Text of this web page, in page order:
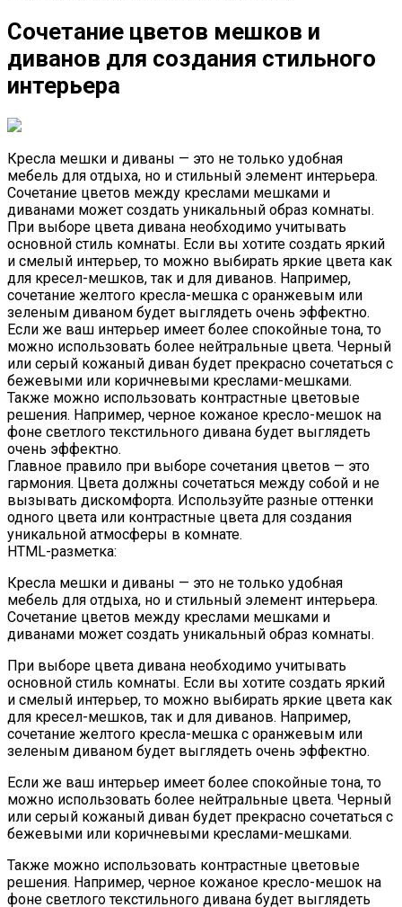
Сочетание цветов мешков и
диванов для создания стильного
интерьера
Кресла мешки и диваны — это не только удобная
мебель для отдыха, но и стильный элемент интерьера.
Сочетание цветов между креслами мешками и
диванами может создать уникальный образ комнаты.
При выборе цвета дивана необходимо учитывать
основной стиль комнаты. Если вы хотите создать яркий
и смелый интерьер, то можно выбирать яркие цвета как
для кресел-мешков, так и для диванов. Например,
сочетание желтого кресла-мешка с оранжевым или
зеленым диваном будет выглядеть очень эффектно.
Если же ваш интерьер имеет более спокойные тона, то
можно использовать более нейтральные цвета. Черный
или серый кожаный диван будет прекрасно сочетаться с
бежевыми или коричневыми креслами-мешками.
Также можно использовать контрастные цветовые
решения. Например, черное кожаное кресло-мешок на
фоне светлого текстильного дивана будет выглядеть
очень эффектно.
Главное правило при выборе сочетания цветов — это
гармония. Цвета должны сочетаться между собой и не
вызывать дискомфорта. Используйте разные оттенки
одного цвета или контрастные цвета для создания
уникальной атмосферы в комнате.
HTML-разметка:
Кресла мешки и диваны — это не только удобная
мебель для отдыха, но и стильный элемент интерьера.
Сочетание цветов между креслами мешками и
диванами может создать уникальный образ комнаты.
При выборе цвета дивана необходимо учитывать
основной стиль комнаты. Если вы хотите создать яркий
и смелый интерьер, то можно выбирать яркие цвета как
для кресел-мешков, так и для диванов. Например,
сочетание желтого кресла-мешка с оранжевым или
зеленым диваном будет выглядеть очень эффектно.
Если же ваш интерьер имеет более спокойные тона, то
можно использовать более нейтральные цвета. Черный
или серый кожаный диван будет прекрасно сочетаться с
бежевыми или коричневыми креслами-мешками.
Также можно использовать контрастные цветовые
решения. Например, черное кожаное кресло-мешок на
фоне светлого текстильного дивана будет выглядеть